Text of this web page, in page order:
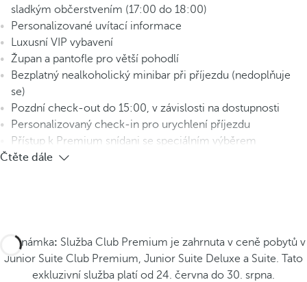
sladkým občerstvením (17:00 do 18:00)
Personalizované uvítací informace
Luxusní VIP vybavení
Župan a pantofle pro větší pohodlí
Bezplatný nealkoholický minibar při příjezdu (nedoplňuje
se)
Pozdní check-out do 15:00, v závislosti na dostupnosti
Personalizovaný check-in pro urychlení příjezdu
Přístup k Premium snídani se speciálním výběrem
Čtěte dále
Poznámka: Služba Club Premium je zahrnuta v ceně pobytů v
Junior Suite Club Premium, Junior Suite Deluxe a Suite. Tato
exkluzivní služba platí od 24. června do 30. srpna.